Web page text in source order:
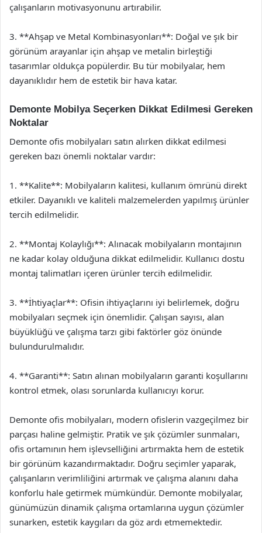
çalışanların motivasyonunu artırabilir.
3. **Ahşap ve Metal Kombinasyonları**: Doğal ve şık bir
görünüm arayanlar için ahşap ve metalin birleştiği
tasarımlar oldukça popülerdir. Bu tür mobilyalar, hem
dayanıklıdır hem de estetik bir hava katar.
Demonte Mobilya Seçerken Dikkat Edilmesi Gereken
Noktalar
Demonte ofis mobilyaları satın alırken dikkat edilmesi
gereken bazı önemli noktalar vardır:
1. **Kalite**: Mobilyaların kalitesi, kullanım ömrünü direkt
etkiler. Dayanıklı ve kaliteli malzemelerden yapılmış ürünler
tercih edilmelidir.
2. **Montaj Kolaylığı**: Alınacak mobilyaların montajının
ne kadar kolay olduğuna dikkat edilmelidir. Kullanıcı dostu
montaj talimatları içeren ürünler tercih edilmelidir.
3. **İhtiyaçlar**: Ofisin ihtiyaçlarını iyi belirlemek, doğru
mobilyaları seçmek için önemlidir. Çalışan sayısı, alan
büyüklüğü ve çalışma tarzı gibi faktörler göz önünde
bulundurulmalıdır.
4. **Garanti**: Satın alınan mobilyaların garanti koşullarını
kontrol etmek, olası sorunlarda kullanıcıyı korur.
Demonte ofis mobilyaları, modern ofislerin vazgeçilmez bir
parçası haline gelmiştir. Pratik ve şık çözümler sunmaları,
ofis ortamının hem işlevselliğini artırmakta hem de estetik
bir görünüm kazandırmaktadır. Doğru seçimler yaparak,
çalışanların verimliliğini artırmak ve çalışma alanını daha
konforlu hale getirmek mümkündür. Demonte mobilyalar,
günümüzün dinamik çalışma ortamlarına uygun çözümler
sunarken, estetik kaygıları da göz ardı etmemektedir.